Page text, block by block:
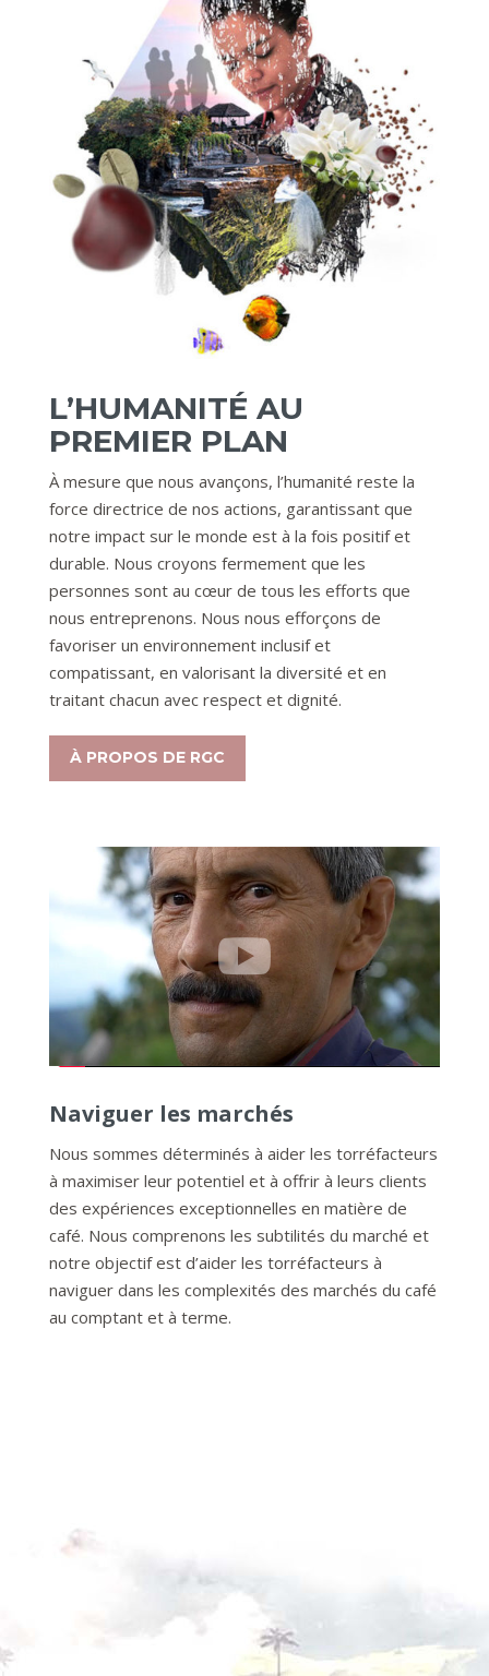
L’HUMANITÉ AU
PREMIER PLAN
À mesure que nous avançons, l’humanité reste la
force directrice de nos actions, garantissant que
notre impact sur le monde est à la fois positif et
durable. Nous croyons fermement que les
personnes sont au cœur de tous les efforts que
nous entreprenons. Nous nous efforçons de
favoriser un environnement inclusif et
compatissant, en valorisant la diversité et en
traitant chacun avec respect et dignité.
À PROPOS DE RGC
Naviguer les marchés
Nous sommes déterminés à aider les torréfacteurs
à maximiser leur potentiel et à offrir à leurs clients
des expériences exceptionnelles en matière de
café. Nous comprenons les subtilités du marché et
notre objectif est d’aider les torréfacteurs à
naviguer dans les complexités des marchés du café
au comptant et à terme.